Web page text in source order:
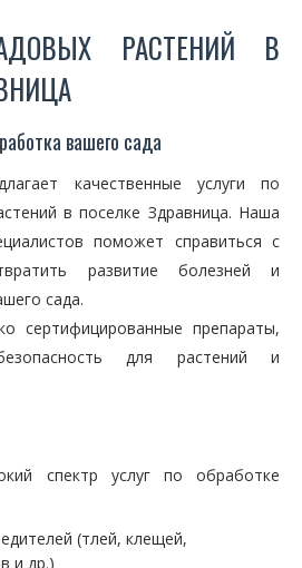
РАСТЕНИЙ В
вашего сада
качественные услуги по
в поселке Здравница. Наша
поможет справиться с
развитие болезней и
сада.
сертифицированные препараты,
для растений и
спектр услуг по обработке
(тлей, клещей,
и др.)